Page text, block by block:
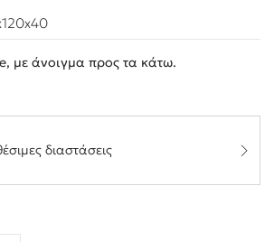
με άνοιγμα προς τα κάτω.
διαστάσεις